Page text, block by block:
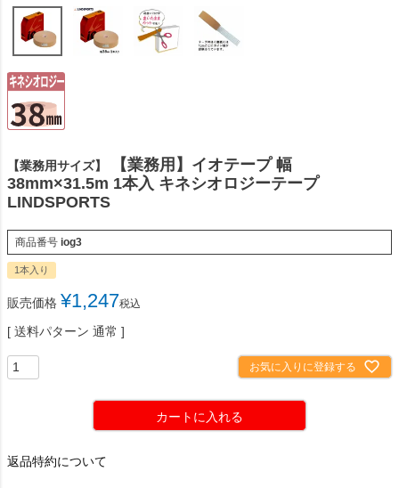
【業務用サイズ】
【業務用】イオテープ 幅
38mm×31.5m 1本入 キネシオロジーテープ
LINDSPORTS
商品番号 iog3
1本入り
販売価格 ¥1,247税込
送料パターン 通常
お気に入りに登録する
カートに入れる
返品特約について